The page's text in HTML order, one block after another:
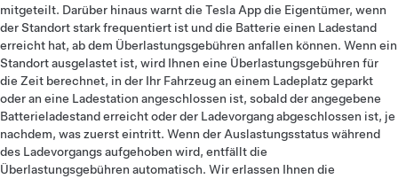
mitgeteilt. Darüber hinaus warnt die Tesla App die Eigentümer, wenn
der Standort stark frequentiert ist und die Batterie einen Ladestand
erreicht hat, ab dem Überlastungsgebühren anfallen können. Wenn ein
Standort ausgelastet ist, wird Ihnen eine Überlastungsgebühren für
die Zeit berechnet, in der Ihr Fahrzeug an einem Ladeplatz geparkt
oder an eine Ladestation angeschlossen ist, sobald der angegebene
Batterieladestand erreicht oder der Ladevorgang abgeschlossen ist, je
nachdem, was zuerst eintritt. Wenn der Auslastungsstatus während
des Ladevorgangs aufgehoben wird, entfällt die
Überlastungsgebühren automatisch. Wir erlassen Ihnen die